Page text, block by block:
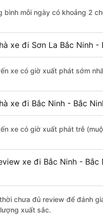
bình mỗi ngày có khoảng 2
xe đi Sơn La Bắc Ninh
xe có giờ xuất phát sớm
xe đi Bắc Ninh - Bắc
xe có giờ xuất phát trễ
xe đi Bắc Ninh -
chưa đủ review để đánh
xuất sắc.